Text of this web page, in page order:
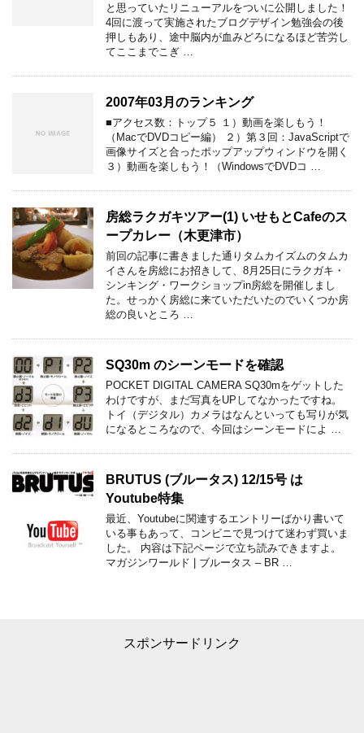
と思っていたリニューアルをついに公開しました！
4回に渡って実施されたブログデザイン勉強会の後
押しもあり、途中脳内が血みどろになるほど苦労し
てここまでこぎ …
2007年03月のランキング
■アクセス数：トップ５ １）動画を楽しもう！
（MacでDVDコピー編） ２）第３回：JavaScriptで
画像サイズと合ったポップアップウィンドウを開く
３）動画を楽しもう！（WindowsでDVDコ …
房総ラクガキツアー(1) いせもとCafeのス
ープカレー（木更津市）
前回の記事に書きました通りタムカイズムのタムカ
イさんを房総にお招きして、8月25日にラクガキ・
シンキング・ワークショップin房総を開催しまし
た。せっかく房総に来ていただいたのでいくつか房
総の良いところ …
SQ30m のシーンモードを確認
POCKET DIGITAL CAMERA SQ30mをゲットした
わけですが、まだ写真をUPしてなかったですね。
トイ（デジタル）カメラはなんといっても写りが気
になるところなので、今回はシーンモードによ …
BRUTUS (ブルータス) 12/15号 は
Youtube特集
最近、Youtubeに関連するエントリーばかり書いて
いる事もあって、コンビニで見つけて迷わず買いま
した。 内容は下記ページで立ち読みできますよ。
マガジンワールド | ブルータス – BR …
スポンサードリンク